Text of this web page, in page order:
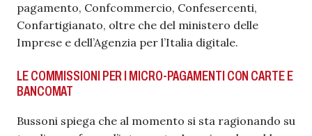
pagamento, Confcommercio, Confesercenti,
Confartigianato, oltre che del ministero delle
Imprese e dell’Agenzia per l’Italia digitale.
LE COMMISSIONI PER I MICRO-PAGAMENTI CON CARTE E
BANCOMAT
Bussoni spiega che al momento si sta ragionando su